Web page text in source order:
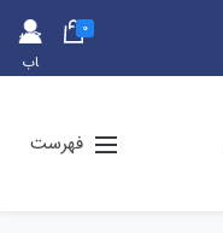
حس
اب
0
فهرست